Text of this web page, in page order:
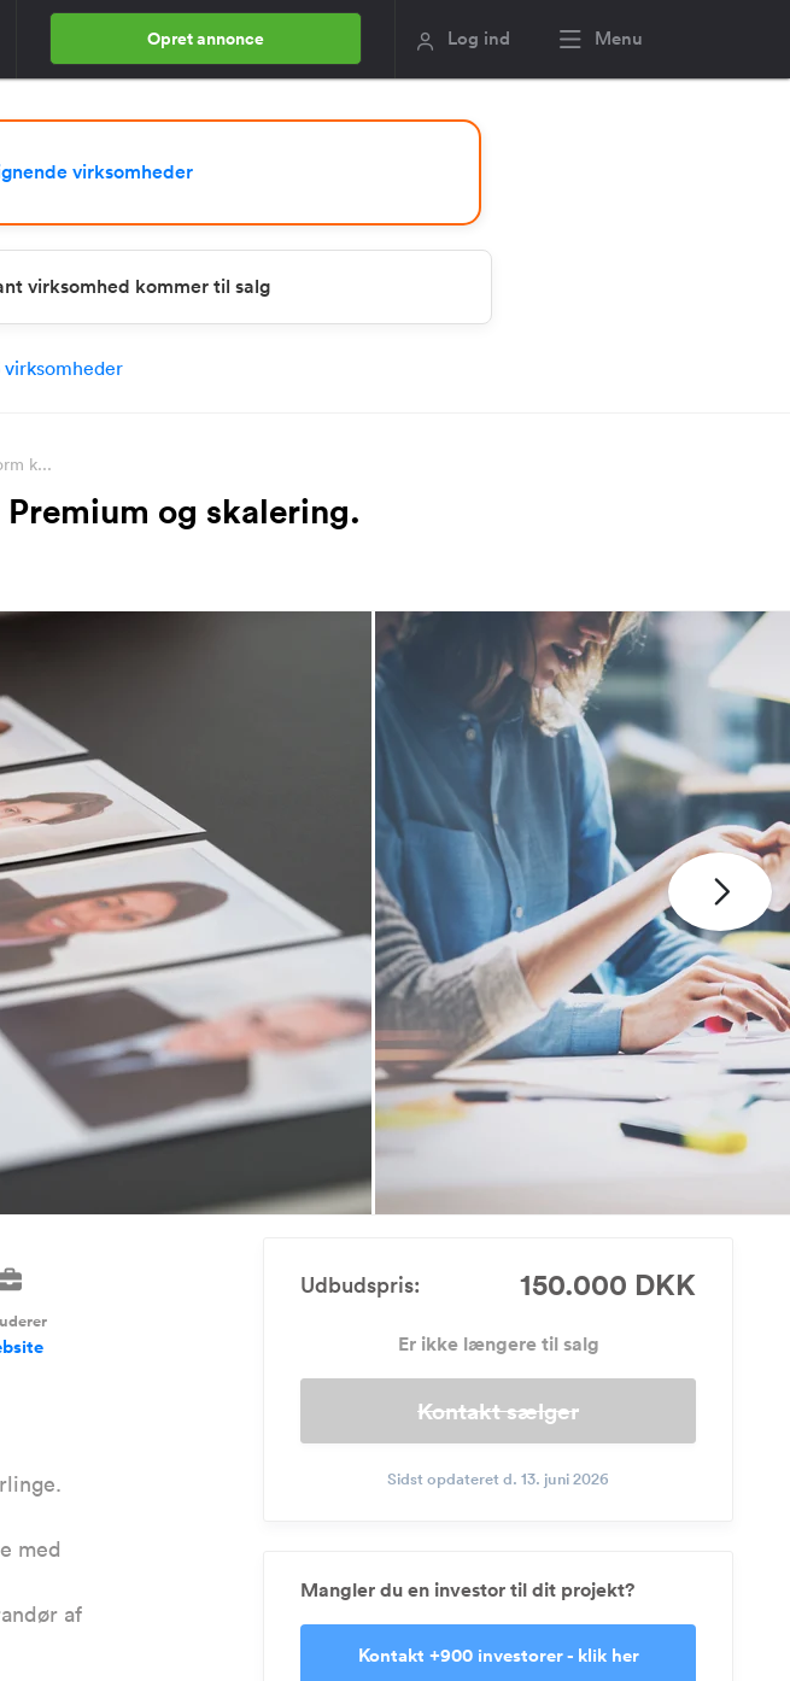
Opret annonce Log ind Menu
virksomheder
virksomhed kommer til salg
virksomheder
k...
og skalering.
med
af
Udbudspris: 150.000 DKK
Er ikke længere til salg
Kontakt sælger
Sidst opdateret d. 13. juni 2026
Mangler du en investor til dit projekt?
Kontakt +900 investorer - klik her